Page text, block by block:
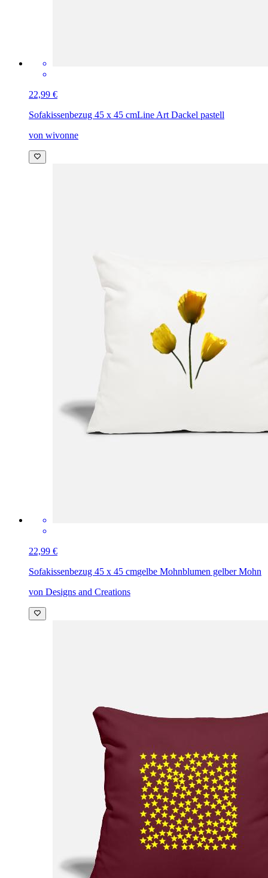
22,99 €
Sofakissenbezug 45 x 45 cmLine Art Dackel pastell
von wivonne
22,99 €
Sofakissenbezug 45 x 45 cmgelbe Mohnblumen gelber Mohn
von Designs and Creations